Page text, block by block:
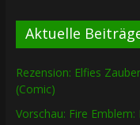
Aktuelle
Rezension: Elfies
(Comic)
Vorschau: Fire Emblem: